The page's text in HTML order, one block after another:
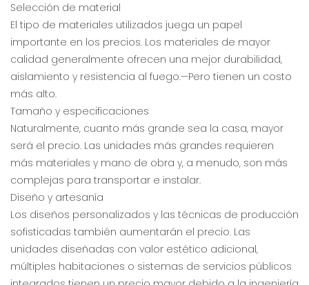
Selección de material
El tipo de materiales utilizados juega un papel
importante en los precios. Los materiales de mayor
calidad generalmente ofrecen una mejor durabilidad,
aislamiento y resistencia al fuego.—Pero tienen un costo
más alto.
Tamaño y especificaciones
Naturalmente, cuanto más grande sea la casa, mayor
será el precio. Las unidades más grandes requieren
más materiales y mano de obra y, a menudo, son más
complejas para transportar e instalar.
Diseño y artesanía
Los diseños personalizados y las técnicas de producción
sofisticadas también aumentarán el precio. Las
unidades diseñadas con valor estético adicional,
múltiples habitaciones o sistemas de servicios públicos